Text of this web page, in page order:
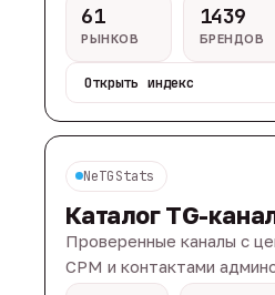
61
РЫНКОВ
1439
БРЕНДОВ
Открыть индекс
NeTGStats
Каталог TG-
Проверенные каналы с
CPM и контактами